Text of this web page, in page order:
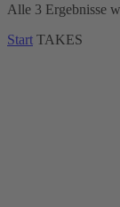
Alle 3 Ergebnisse
Start TAKES